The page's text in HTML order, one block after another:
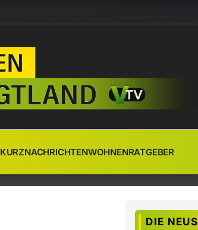
KURZNACHRICHTENWOHNENRATGEBER
DIE